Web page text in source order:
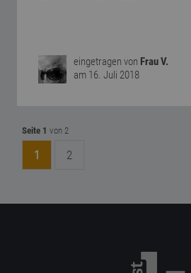
eingetragen von Frau V.
am 16. Juli 2018
Seite 1 von 2
1 2